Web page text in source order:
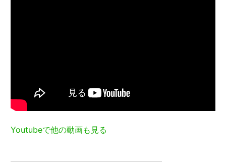
Youtubeで他の動画も見る